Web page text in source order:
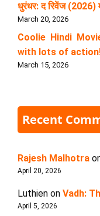
धुरंधर: द रिवेंज (2026)
March 20, 2026
Coolie Hindi
with lots of
March 15, 2026
Recent
Rajesh Malhotra
April 20, 2026
Luthien on Vadh:
April 5, 2026